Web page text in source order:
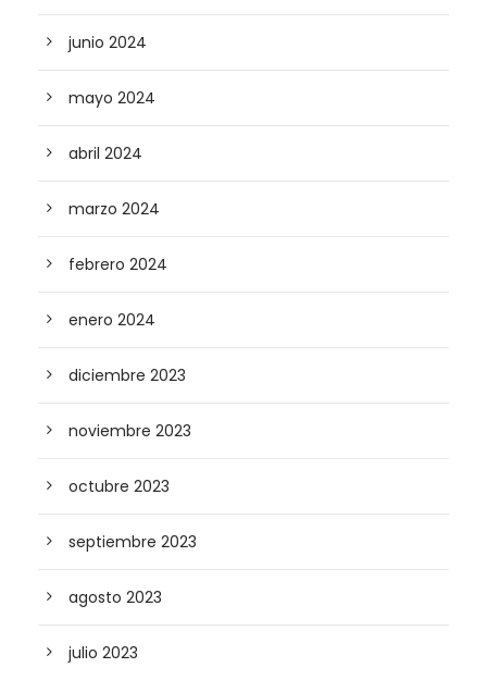
junio 2024
mayo 2024
abril 2024
marzo 2024
febrero 2024
enero 2024
diciembre 2023
noviembre 2023
octubre 2023
septiembre 2023
agosto 2023
julio 2023